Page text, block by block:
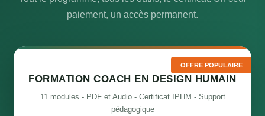
paiement, un accès permanent.
OFFRE POPULAIRE
FORMATION COACH EN DESIGN HUMAIN
11 modules - PDF et Audio - Certificat IPHM - Support
pédagogique